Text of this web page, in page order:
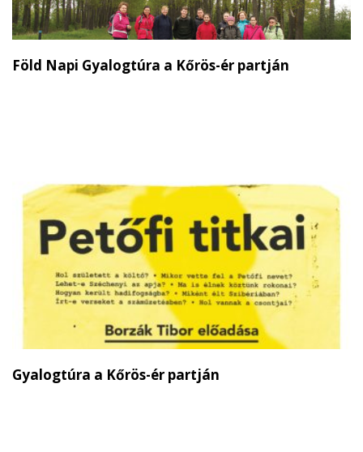
Föld Napi Gyalogtúra a Kőrös-ér partján
Gyalogtúra a Kőrös-ér partján